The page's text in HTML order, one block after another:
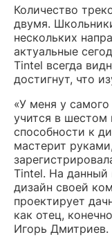
Количество
двумя.
нескольких
актуальные
Tintel всегда
достигнут, что
«У меня у
учится в шестом
способности к
мастерит
Tintel. На данный
дизайн своей
проектирует
как отец,
Игорь Дмитриев.